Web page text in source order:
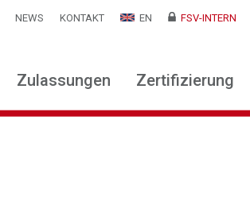
NEWS KONTAKT EN FSV-INTERN
Zulassungen Zertifizierung